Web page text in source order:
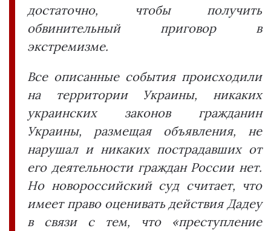
достаточно, чтобы получить
обвинительный приговор в
экстремизме.
Все описанные события происходили
на территории Украины, никаких
украинских законов гражданин
Украины, размещая объявления, не
нарушал и никаких пострадавших от
его деятельности граждан России нет.
Но новороссийский суд считает, что
имеет право оценивать действия Дадеу
в связи с тем, что «преступление